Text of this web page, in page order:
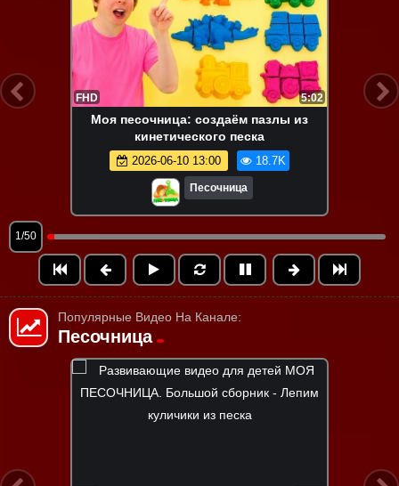
FHD 5:02
Моя песочница: создаём пазлы из
кинетического песка
2026-06-10 13:00 18.7K
Песочница
1/50
Популярные Видео На Канале:
Песочница